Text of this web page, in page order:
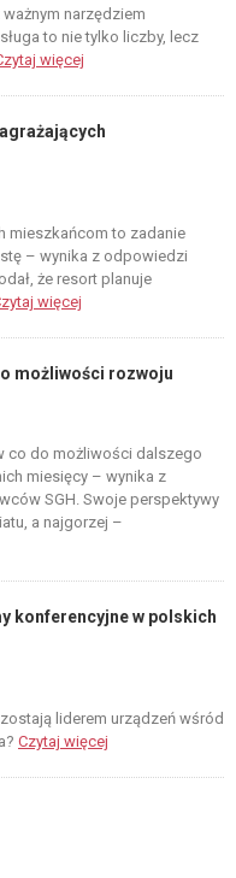
narzędziem
to nie tylko liczby, lecz
więcej
mieszkańcom to zadanie
– wynika z odpowiedzi
że resort planuje
więcej
możliwości rozwoju
co do możliwości dalszego
miesięcy – wynika z
SGH. Swoje perspektywy
a najgorzej –
konferencyjne w polskich
liderem urządzeń wśród
Czytaj więcej